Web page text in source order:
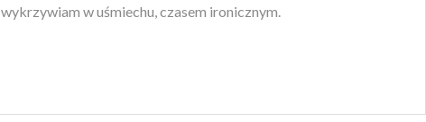
wykrzywiam w uśmiechu, czasem ironicznym.